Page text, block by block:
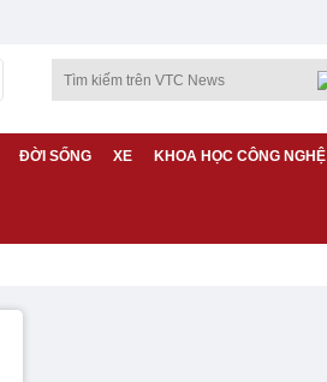
ĐỜI SỐNG XE KHOA HỌC CÔNG NGHỆ